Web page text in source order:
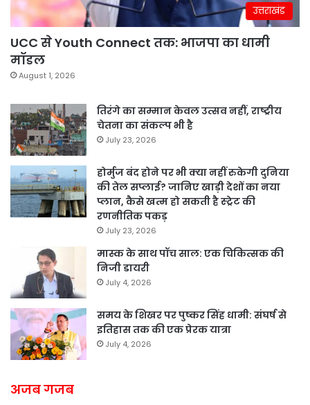
उत्तराखंड
UCC से Youth Connect तक: भाजपा का धामी
मॉडल
August 1, 2026
तिरंगे का सम्मान केवल उत्सव नहीं, राष्ट्रीय
चेतना का संकल्प भी है
July 23, 2026
होर्मुज बंद होने पर भी क्या नहीं रुकेगी दुनिया
की तेल सप्लाई? जानिए खाड़ी देशों का नया
प्लान, कैसे खत्म हो सकती है स्ट्रेट की
रणनीतिक पकड़
July 23, 2026
मास्क के साथ पॉच साल: एक चिकित्सक की
निजी डायरी
July 4, 2026
समय के शिखर पर पुष्कर सिंह धामी: संघर्ष से
इतिहास तक की एक प्रेरक यात्रा
July 4, 2026
अजब गजब